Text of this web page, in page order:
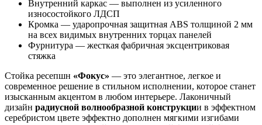
Внутренний каркас — выполнен из усиленного
износостойкого ЛДСП
Кромка — ударопрочная защитная ABS толщиной 2 мм
на всех видимых внутренних торцах панелей
Фурнитура — жесткая фабричная эксцентриковая
стяжка
Стойка ресепшн «Фокус» — это элегантное, легкое и
современное решение в стильном исполнении, которое станет
изысканным акцентом в любом интерьере. Лаконичный
дизайн радиусной волнообразной конструкции в эффектном
серебристом цвете эффектно дополнен мягкими изгибами